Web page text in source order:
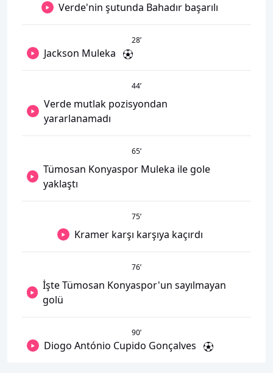
Verde'nin şutunda Bahadır başarılı
28’
Jackson Muleka
44’
Verde mutlak pozisyondan
yararlanamadı
65’
Tümosan Konyaspor Muleka ile gole
yaklaştı
75’
Kramer karşı karşıya kaçırdı
76’
İşte Tümosan Konyaspor'un sayılmayan
golü
90’
Diogo António Cupido Gonçalves